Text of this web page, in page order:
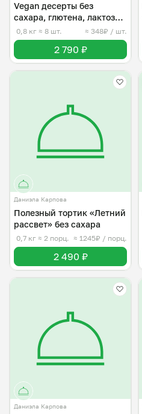
Vegan десерты без
сахара, глютена, лактозы,
raw
0,8 кг ≈ 8 шт. ≈ 348₽ / шт.
2 790 ₽
Даниэла Карпова
Полезный тортик «Летний
рассвет» без сахара
0,7 кг ≈ 2 порц. ≈ 1245₽ / порц.
2 490 ₽
Даниэла Карпова